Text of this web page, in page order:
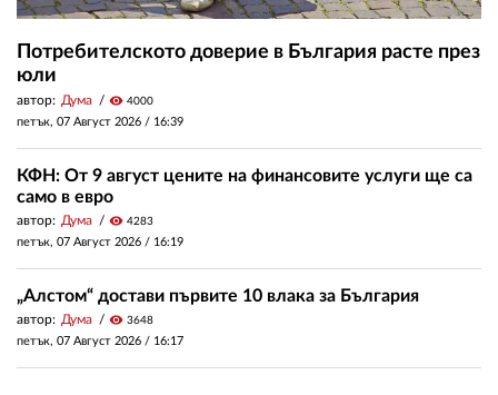
Потребителското доверие в България расте през
юли
автор: Дума visibility 4000
петък, 07 Август 2026 / 16:39
КФН: От 9 август цените на финансовите услуги ще са
само в евро
автор: Дума visibility 4283
петък, 07 Август 2026 / 16:19
„Алстом“ достави първите 10 влака за България
автор: Дума visibility 3648
петък, 07 Август 2026 / 16:17